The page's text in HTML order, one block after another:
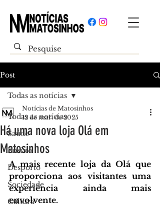
Post
Todas as notícias
Saúde
Ensino
Desporto
Sociedade
Cultura
Todas as notícias
Há uma nova loja Olá em
Matosinhos
Notícias de Matosinhos
12 de mar. de 2025
A mais recente loja da Olá que
proporciona aos visitantes uma
experiência ainda mais
envolvente.